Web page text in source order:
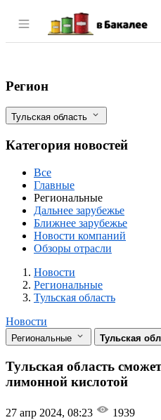
Раздел навигации
Тульская область
Фильтры
Регион
Тульская область
Категория новостей
Все
Главные
Региональные
Дальнее зарубежье
Ближнее зарубежье
Новости компаний
Обзоры отрасли
Новости
Разделы
Новости
Региональные
Тульская область
Новости
Региональные Тульская
Тульская область
лимонной кислотой
27 апр 2024, 08:23 1939